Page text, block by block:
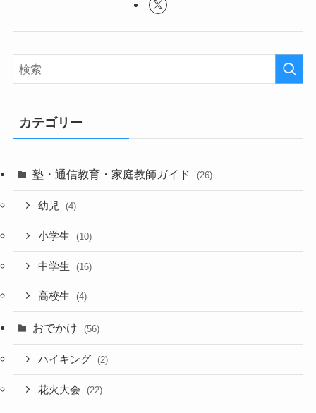
カテゴリー
塾・通信教育・家庭教師ガイド (26)
幼児 (4)
小学生 (10)
中学生 (16)
高校生 (4)
おでかけ (56)
ハイキング (2)
花火大会 (22)